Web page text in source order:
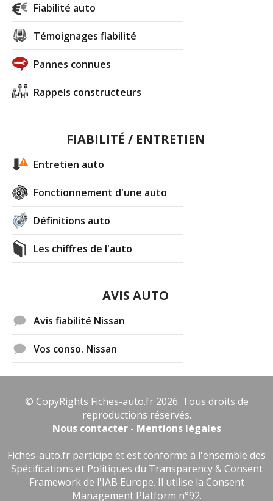
Fiabilité auto
Témoignages fiabilité
Pannes connues
Rappels constructeurs
FIABILITÉ / ENTRETIEN
Entretien auto
Fonctionnement d'une auto
Définitions auto
Les chiffres de l'auto
AVIS AUTO
Avis fiabilité Nissan
Vos conso. Nissan
© CopyRights Fiches-auto.fr 2026. Tous droits de
reproductions réservés.
Nous contacter - Mentions légales
Fiches-auto.fr participe et est conforme à l'ensemble des
Spécifications et Politiques du Transparency & Consent
Framework de l'IAB Europe. Il utilise la Consent
Management Platform n°92.